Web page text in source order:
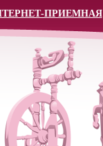
ПРИЕМНАЯ